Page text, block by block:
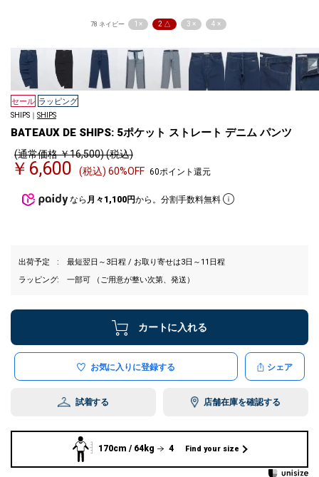
78 ネイビー 1 × 2 △ 3 × 4 ×
セール ラッピング
SHIPS｜ SHIPS
BATEAUX DE SHIPS: 5ポケット ストレート デニム パンツ
(通常価格 ￥16,500) (税込)
￥6,600 (税込) 60%OFF 60ポイント還元
なら 月々1,100円から。分割手数料無料
出荷予定
最短翌日～3日程 / お取り寄せは3日～11日程
ラッピング
一部可 （ご用意が整い次第、発送）
カートに入れる
お気に入りに登録する シェア
試着する 店舗在庫を確認する
170cm / 64kg 4 Find your size